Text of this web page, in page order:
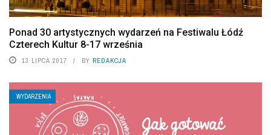
Ponad 30 artystycznych wydarzeń na Festiwalu Łódź
Czterech Kultur 8-17 września
13 LIPCA 2017 BY REDAKCJA
WYDARZENIA